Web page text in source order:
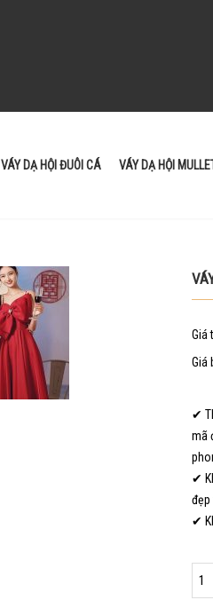
VÁY DẠ HỘI ĐUÔI CÁ VÁY DẠ HỘI
Giá
Giá
✔
mã
✔
đẹp
✔